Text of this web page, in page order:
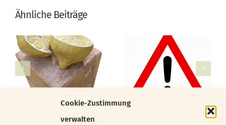
Cookie-Zustimmung
verwalten
Ähnliche Beiträge